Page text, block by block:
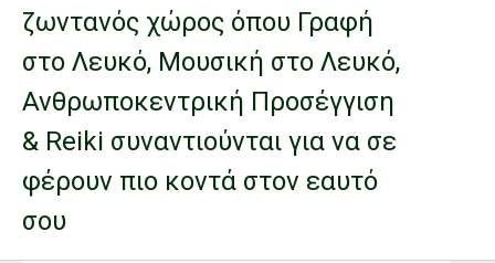
ζωντανός χώρος όπου Γραφή
στο Λευκό, Μουσική στο Λευκό,
Ανθρωποκεντρική Προσέγγιση
& Reiki συναντιούνται για να σε
φέρουν πιο κοντά στον εαυτό
σου